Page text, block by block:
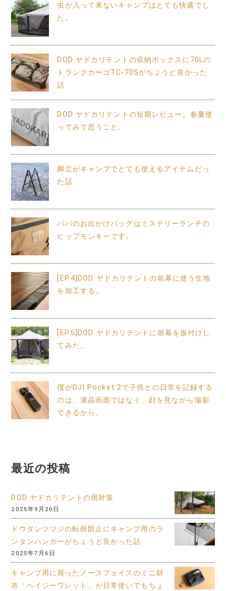
虫が入って来ないキャンプはとても快適でし
た。
DOD ヤドカリテントの収納ボックスに70Lの
トランクカーゴTC-70Sがちょうど良かった
話
DOD ヤドカリテントの短期レビュー。春夏使
ってみて思うこと。
脚立がキャンプでとても使えるアイテムだっ
た話
パパのお出かけバッグはミステリーランチの
ヒップモンキーです。
[EP.4]DOD ヤドカリテントの前幕に使う生地
を加工する。
[EP.5]DOD ヤドカリテントに前幕を仮付けし
てみた。
僕がDJI Pocket 2で子供との日常を記録する
のは、液晶画面ではなく、顔を見ながら撮影
できるから。
最近の投稿
DOD ヤドカリテントの雨対策
2025年9月20日
ドウダンツツジの転倒防止にキャンプ用のラ
ンタンハンガーがちょうど良かった話
2025年7月6日
キャンプ用に買ったノースフェイスのミニ財
布「ヘイジーワレット」が日常使いでもちょ